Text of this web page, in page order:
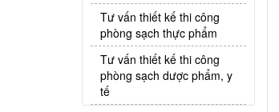
Tư vấn thiết kế thi công
phòng sạch thực phẩm
Tư vấn thiết kế thi công
phòng sạch dược phẩm, y
tế